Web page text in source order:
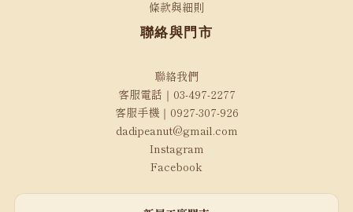
條款與細則
聯絡與門市
聯絡我們
客服電話｜03-497-2277
客服手機｜0927-307-926
dadipeanut@gmail.com
Instagram
Facebook